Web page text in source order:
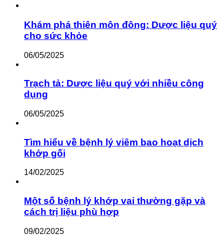
Khám phá thiên môn đông: Dược liệu quý
cho sức khỏe
06/05/2025
Trạch tả: Dược liệu quý với nhiều công
dụng
06/05/2025
Tìm hiểu về bệnh lý viêm bao hoạt dịch
khớp gối
14/02/2025
Một số bệnh lý khớp vai thường gặp và
cách trị liệu phù hợp
09/02/2025